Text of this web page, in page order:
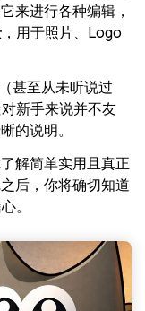
来进行各种编辑，
，用于照片、Logo
甚至从未听说过
新手来说并不友
的说明。
解简单实用且真正
后，你将确切知道
。